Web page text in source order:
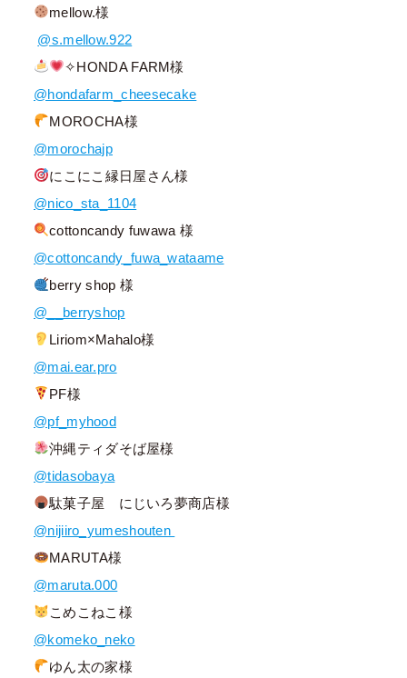
mellow.様
@s.mellow.922
✧HONDA FARM様
@hondafarm_cheesecake
MOROCHA様
@morochajp
にこにこ縁日屋さん様
@nico_sta_1104
cottoncandy fuwawa 様
@cottoncandy_fuwa_wataame
berry shop 様
@__berryshop
Liriom×Mahalo様
@mai.ear.pro
PF様
@pf_myhood
沖縄ティダそば屋様
@tidasobaya
駄菓子屋 にじいろ夢商店様
@nijiiro_yumeshouten
MARUTA様
@maruta.000
こめこねこ様
@komeko_neko
ゆん太の家様